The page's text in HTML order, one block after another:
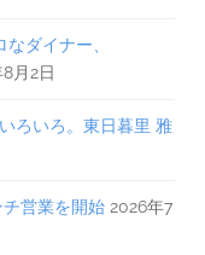
ダイナー、
月2日
ろいろ。東日暮里 雅
営業を開始 2026年7